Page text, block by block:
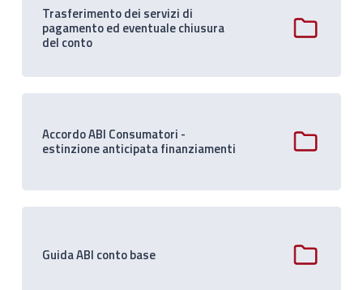
Trasferimento dei servizi di
pagamento ed eventuale chiusura
del conto
Accordo ABI Consumatori -
estinzione anticipata finanziamenti
Guida ABI conto base